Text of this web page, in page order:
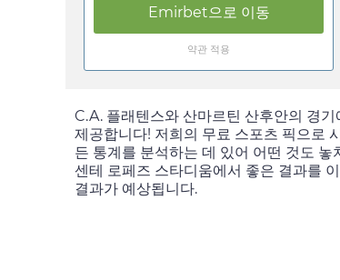
Emirbet으로 이동
약관 적용
C.A. 플래텐스와 산마르틴 산후안의 경
제공합니다! 저희의 무료 스포츠 픽으로
든 통계를 분석하는 데 있어 어떤 것도
센테 로페즈 스타디움에서 좋은 결과를
결과가 예상됩니다.